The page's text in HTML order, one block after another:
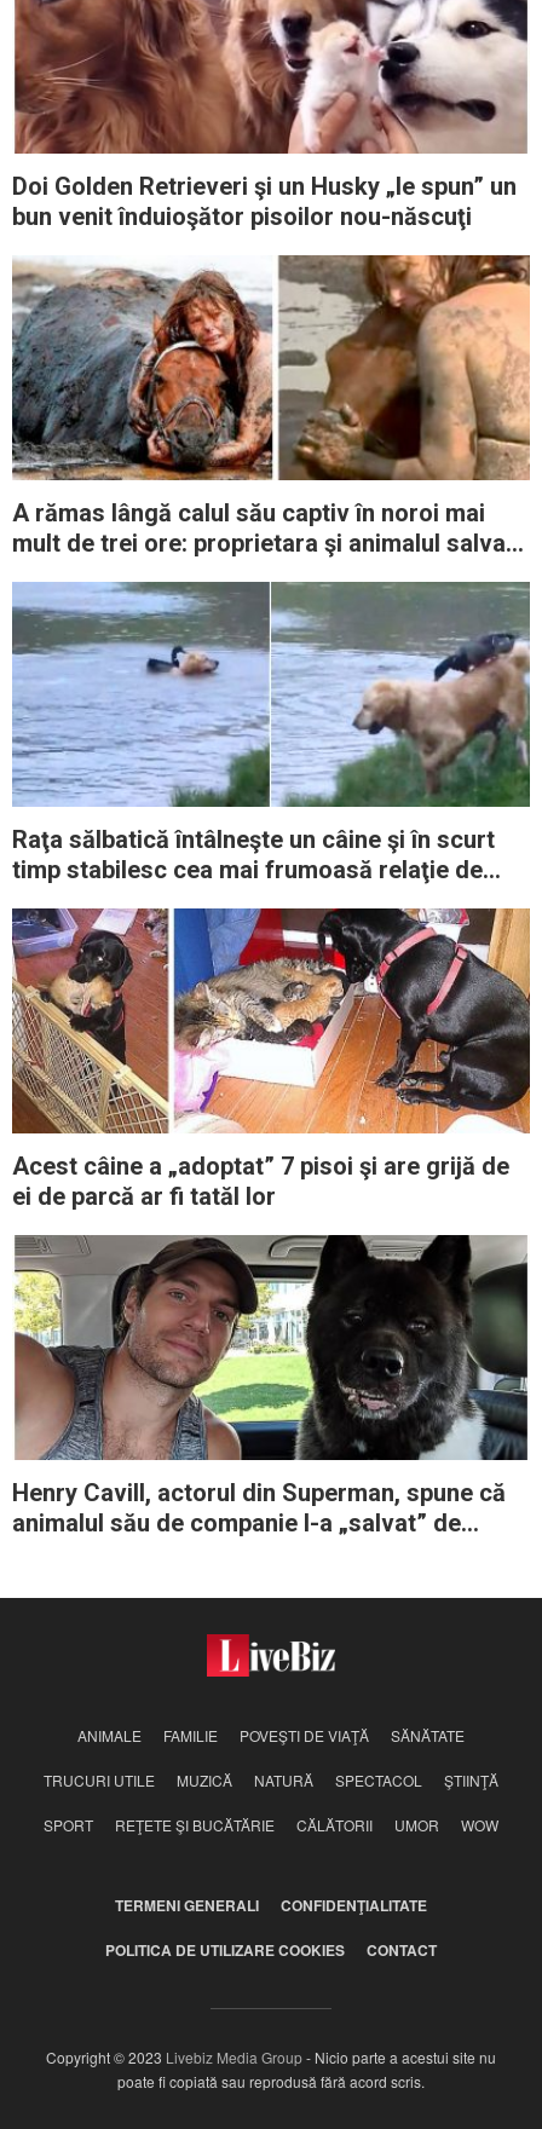
Doi Golden Retrieveri şi un Husky „le spun” un
bun venit înduioşător pisoilor nou-născuţi
A rămas lângă calul său captiv în noroi mai
mult de trei ore: proprietara şi animalul salvaţi
Raţa sălbatică întâlneşte un câine şi în scurt
timp stabilesc cea mai frumoasă relaţie de
Acest câine a „adoptat” 7 pisoi şi are grijă de
ei de parcă ar fi tatăl lor
Henry Cavill, actorul din Superman, spune că
animalul său de companie l-a „salvat” de
ANIMALE FAMILIE POVEŞTI DE VIAŢĂ SĂNĂTATE
TRUCURI UTILE MUZICĂ NATURĂ SPECTACOL ŞTIINŢĂ
SPORT REŢETE ŞI BUCĂTĂRIE CĂLĂTORII UMOR WOW
TERMENI GENERALI CONFIDENŢIALITATE
POLITICA DE UTILIZARE COOKIES CONTACT
Copyright © 2023 Livebiz Media Group- Nicio parte a acestui site nu
poate fi copiată sau reprodusă fără acord scris.